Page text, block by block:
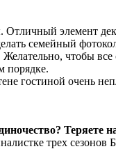
Отличный элемент
семейный
чтобы
порядке.
гостиной очень
трех сезонов